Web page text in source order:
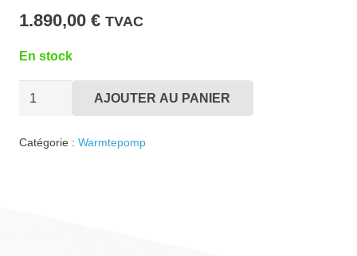
1.890,00 € TVAC
En stock
quantité
AJOUTER AU PANIER
Catégorie : Warmtepomp